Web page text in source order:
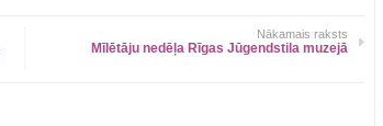
Nākamais raksts
Mīlētāju nedēļa Rīgas Jūgendstila muzejā